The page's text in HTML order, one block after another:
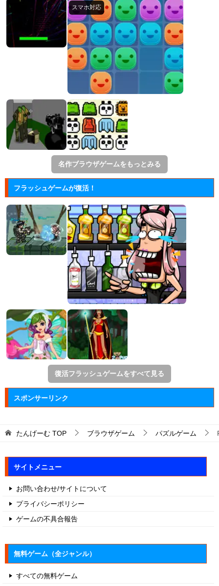
名作ブラウザゲームをもっとみる
フラッシュゲームが復活！
復活フラッシュゲームをすべて見る
スポンサーリンク
たんげーむ TOP ブラウザゲーム パズルゲーム
サイトメニュー
お問い合わせ/サイトについて
プライバシーポリシー
ゲームの不具合報告
無料ゲーム（全ジャンル）
すべての無料ゲーム